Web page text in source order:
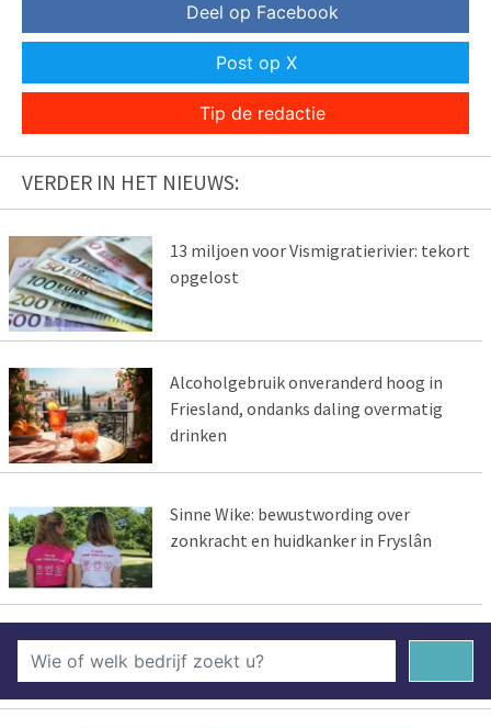
Deel op Facebook
Post op X
Tip de redactie
VERDER IN HET NIEUWS:
13 miljoen voor Vismigratierivier: tekort
opgelost
Alcoholgebruik onveranderd hoog in
Friesland, ondanks daling overmatig
drinken
Sinne Wike: bewustwording over
zonkracht en huidkanker in Fryslân